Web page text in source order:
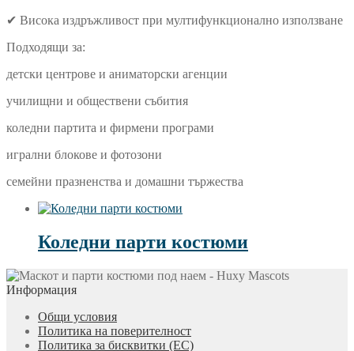
✔ Висока издръжливост при мултифункционално използване
Подходящи за:
детски центрове и аниматорски агенции
училищни и обществени събития
коледни партита и фирмени програми
игрални блокове и фотозони
семейни празненства и домашни тържества
Коледни парти костюми
Информация
Общи условия
Политика на поверителност
Политика за бисквитки (ЕС)